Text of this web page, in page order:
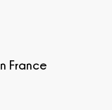
France